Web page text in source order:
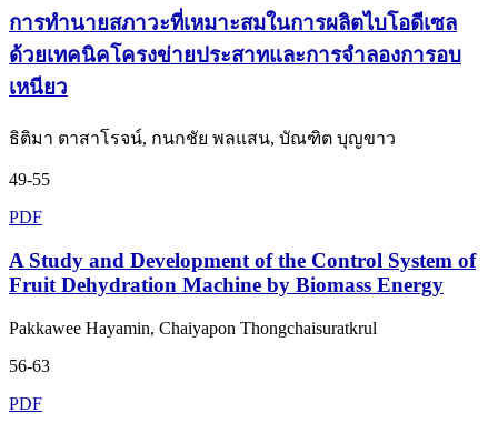
การทำนายสภาวะที่เหมาะสมในการผลิตไบโอดีเซล
ด้วยเทคนิคโครงข่ายประสาทและการจำลองการอบ
เหนียว
ธิติมา ตาสาโรจน์, กนกชัย พลแสน, บัณฑิต บุญขาว
49-55
PDF
A Study and Development of the Control System of
Fruit Dehydration Machine by Biomass Energy
Pakkawee Hayamin, Chaiyapon Thongchaisuratkrul
56-63
PDF